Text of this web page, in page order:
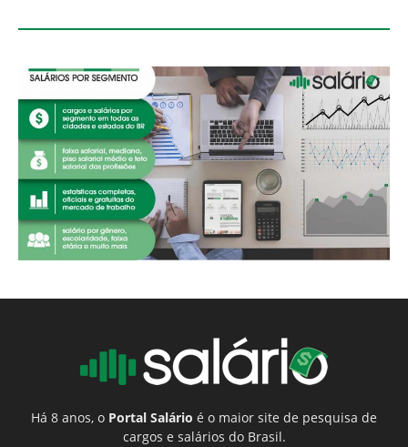
Há 8 anos, o Portal Salário é o maior site de pesquisa de
cargos e salários do Brasil.